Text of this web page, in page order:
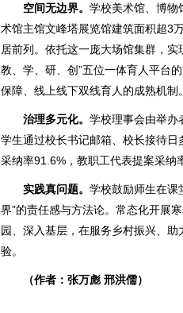
空间无边界。 学校美术馆、博物
术馆主馆文峰塔展览馆建筑面积超3
居前列。依托这一庞大场馆集群，实
教、学、研、创”五位一体育人平台
保障、线上线下双线育人的成熟机制。
治理多元化。 学校理事会由举办
学生通过校长书记邮箱、校长接待
采纳率91.6%，教职工代表提案采纳
实践真问题。 学校鼓励师生在课
界”的责任感与方法论。常态化开展
园、深入基层，在服务乡村振兴、
验。
（作者：张万彪 邢洪儒）